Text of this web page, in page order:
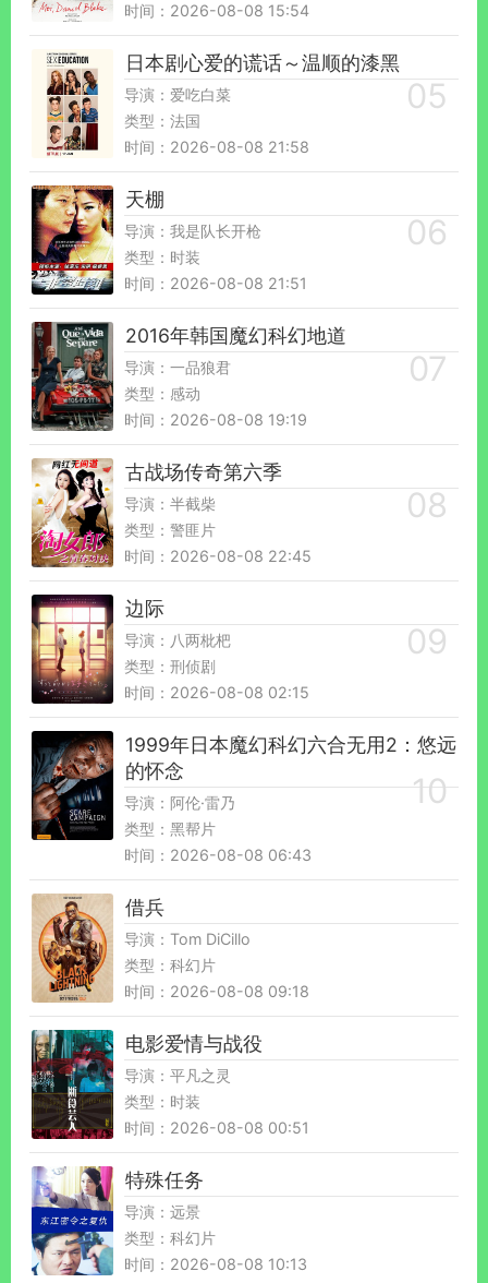
时间：2026-08-08 15:54
日本剧心爱的谎话～温顺的漆黑
导演：爱吃白菜
类型：法国
时间：2026-08-08 21:58
天棚
导演：我是队长开枪
类型：时装
时间：2026-08-08 21:51
2016年韩国魔幻科幻地道
导演：一品狼君
类型：感动
时间：2026-08-08 19:19
古战场传奇第六季
导演：半截柴
类型：警匪片
时间：2026-08-08 22:45
边际
导演：八两枇杷
类型：刑侦剧
时间：2026-08-08 02:15
1999年日本魔幻科幻六合无用2：悠远
的怀念
导演：阿伦·雷乃
类型：黑帮片
时间：2026-08-08 06:43
借兵
导演：Tom DiCillo
类型：科幻片
时间：2026-08-08 09:18
电影爱情与战役
导演：平凡之灵
类型：时装
时间：2026-08-08 00:51
特殊任务
导演：远景
类型：科幻片
时间：2026-08-08 10:13